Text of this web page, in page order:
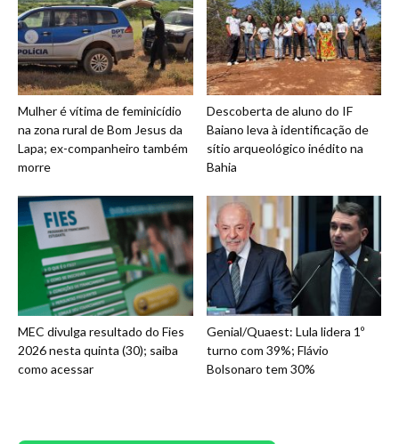
Mulher é vítima de feminicídio
na zona rural de Bom Jesus da
Lapa; ex-companheiro também
morre
Descoberta de aluno do IF
Baiano leva à identificação de
sítio arqueológico inédito na
Bahia
MEC divulga resultado do Fies
2026 nesta quinta (30); saiba
como acessar
Genial/Quaest: Lula lidera 1º
turno com 39%; Flávio
Bolsonaro tem 30%